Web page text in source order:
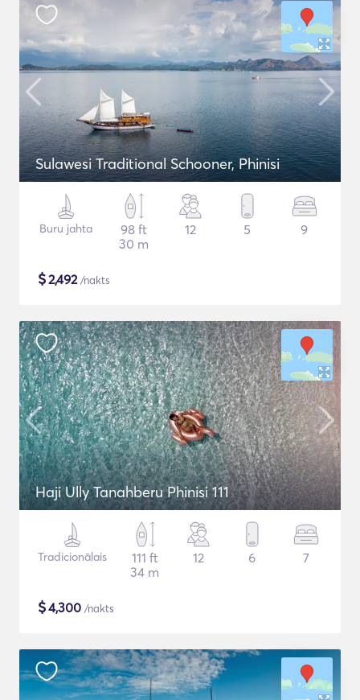
Sulawesi Traditional Schooner, Phinisi
Buru jahta
98 ft
30 m
12 5 9
$2,492/nakts
Haji Ully Tanahberu Phinisi 111
Tradicionālais
111 ft
34 m
12 6 7
$4,300 /nakts